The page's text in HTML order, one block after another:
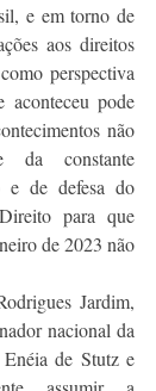
e em torno de
aos direitos
perspectiva
pode
não
da constante
e de defesa do
para que
de 2023 não
nacional da
de Stutz e